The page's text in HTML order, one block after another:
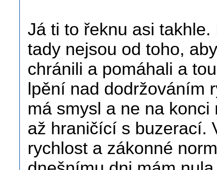
Já ti to řeknu asi
tady nejsou od toho,
chránili a pomáhali a
lpění nad dodržováním
má smysl a ne na
až hraničící s buzerací.
rychlost a zákonné